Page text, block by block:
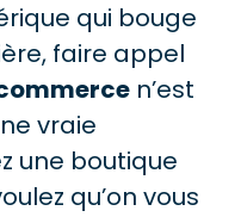
qui bouge
faire appel
n’est
vraie
une boutique
qu’on vous